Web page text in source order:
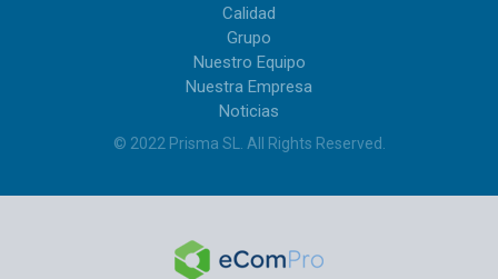
Calidad
Grupo
Nuestro Equipo
Nuestra Empresa
Noticias
© 2022 Prisma SL All Rights Reserved